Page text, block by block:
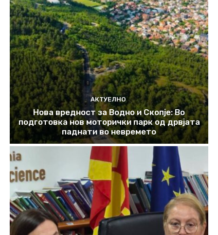
АКТУЕЛНО
Нова вредност за Водно и Скопје: Во
подготовка нов моторички парк од дрвјата
паднати во невремето